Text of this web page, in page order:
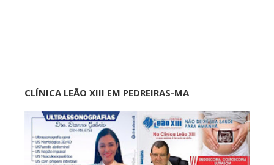
CLÍNICA LEÃO XIII EM PEDREIRAS-MA